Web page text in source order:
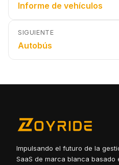
Informe de vehículos
SIGUIENTE
Autobús
Impulsando el futuro de la
SaaS de marca blanca basado